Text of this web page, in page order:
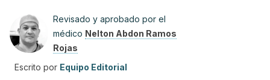
Revisado y aprobado por el
médico Nelton Abdon Ramos
Rojas
Escrito por Equipo Editorial